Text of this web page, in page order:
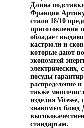
Длина
Франция
стали 18/10
приготовления
обладает
кастрюли и
которые дают
экономией
электрических,
посуды
распределение
также
изделия
знакомых блюд
стандартам.